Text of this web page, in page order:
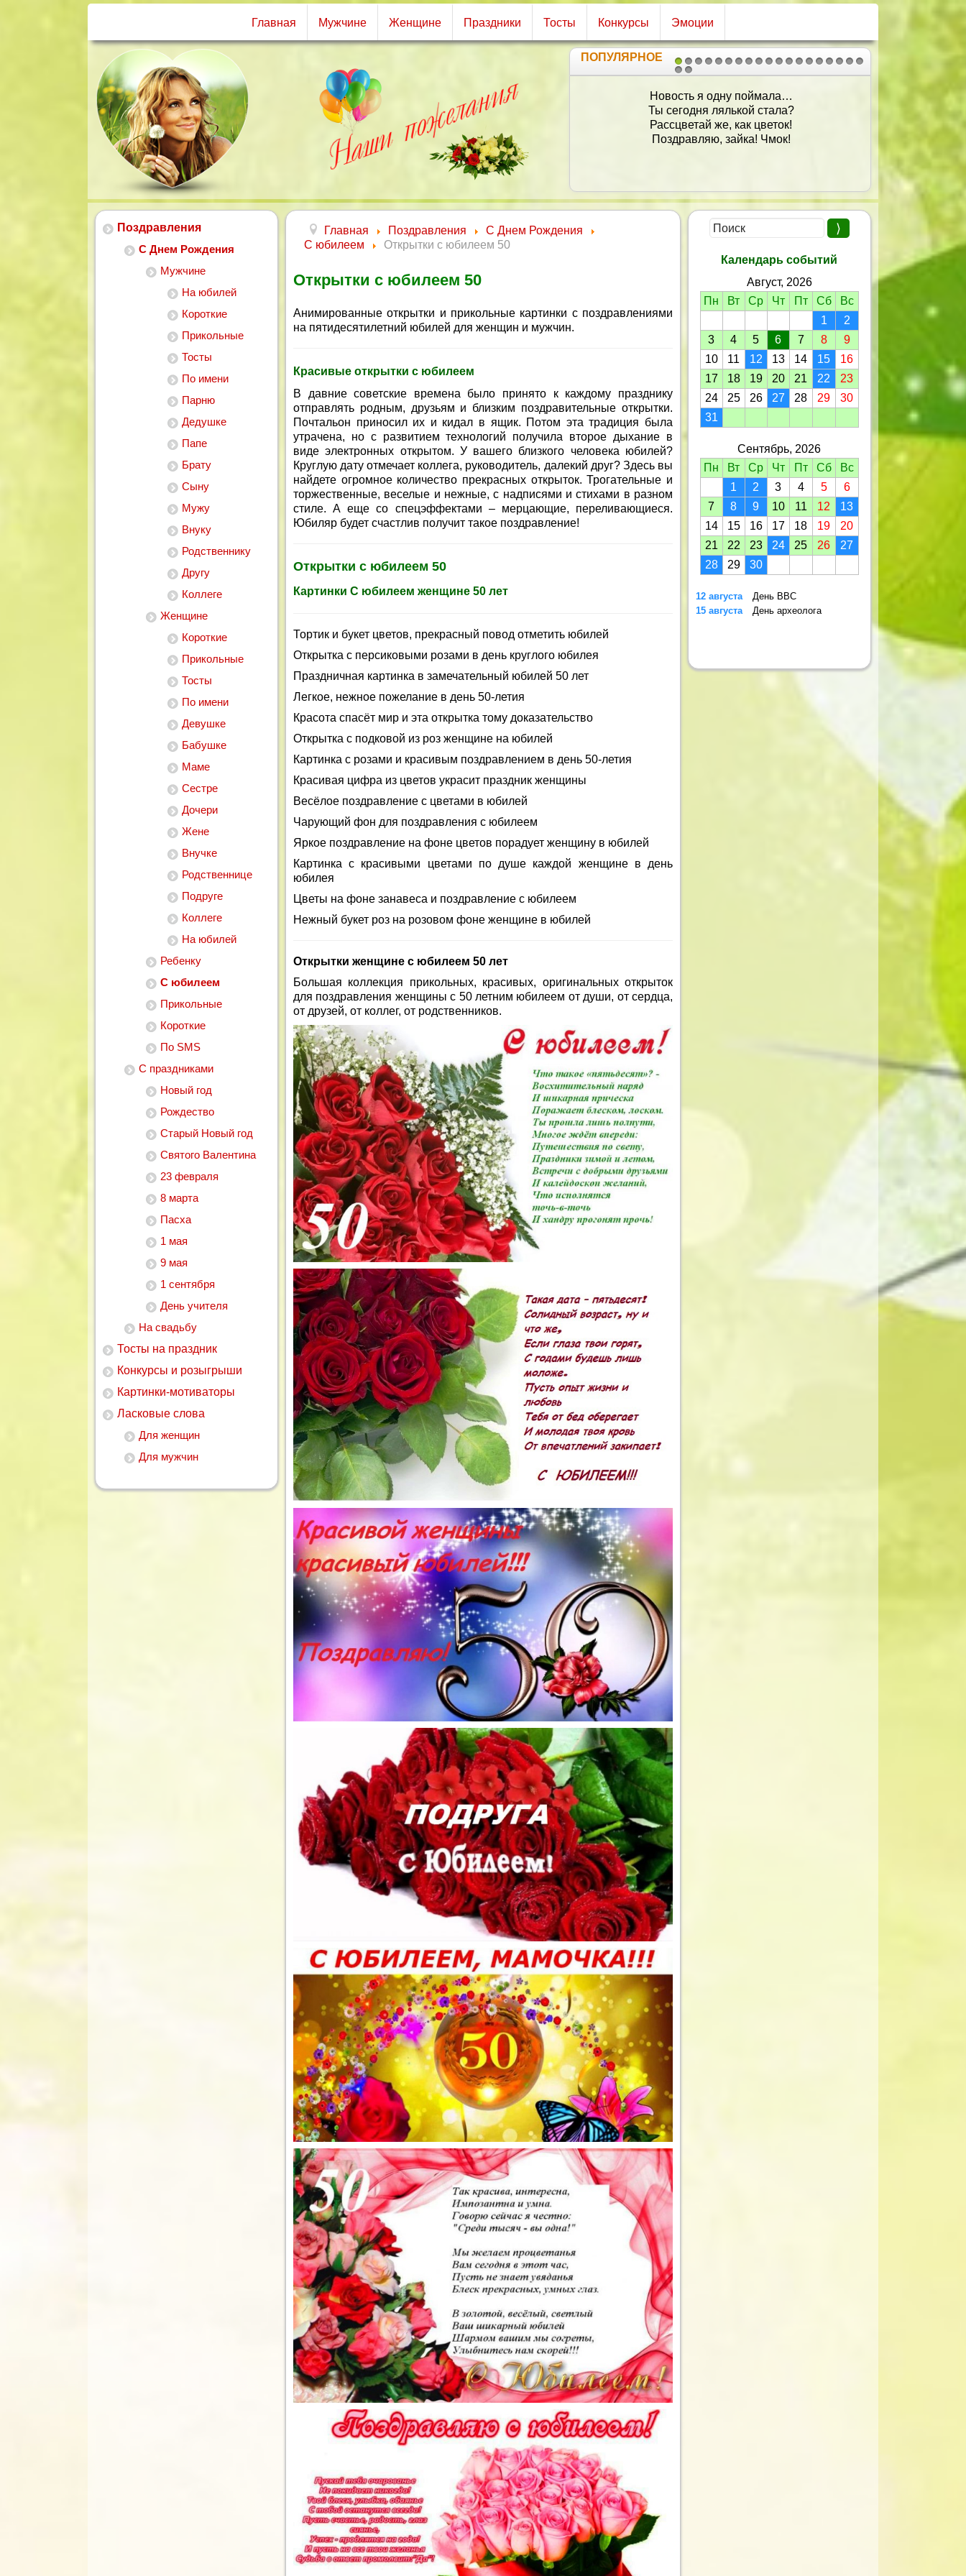
Главная Мужчине Женщине Праздники Тосты Конкурсы Эмоции
1 2
2021
ПОПУЛЯРНОЕ
Пусть годы ваши до ста лет продлятся,
Не вы болезней, а они пусть вас боятся,
Душа и сердце будут молодые,
Вас окружают люди дорогие!
Поздравления
С Днем Рождения
Мужчине
На юбилей
Короткие
Прикольные
Тосты
По имени
Парню
Дедушке
Папе
Брату
Сыну
Мужу
Внуку
Родственнику
Другу
Коллеге
Женщине
Короткие
Прикольные
Тосты
По имени
Девушке
Бабушке
Маме
Сестре
Дочери
Жене
Внучке
Родственнице
Подруге
Коллеге
На юбилей
Ребенку
С юбилеем
Прикольные
Короткие
По SMS
С праздниками
Новый год
Рождество
Старый Новый год
Святого Валентина
23 февраля
8 марта
Пасха
1 мая
9 мая
1 сентября
День учителя
На свадьбу
Тосты на праздник
Конкурсы и розыгрыши
Картинки-мотиваторы
Ласковые слова
Для женщин
Для мужчин
Главная Поздравления
С Днем Рождения
С юбилеем
Открытки с юбилеем 50
Открытки с юбилеем 50
Анимированные открытки и прикольные картинки с поздравлениями
на пятидесятилетний юбилей для женщин и мужчин.
Красивые открытки с юбилеем
В давние советские времена было принято к каждому празднику
отправлять родным, друзьям и близким поздравительные открытки.
Почтальон приносил их и кидал в ящик. Потом эта традиция была
утрачена, но с развитием технологий получила второе дыхание в
виде электронных открытом. У вашего близкого человека юбилей?
Круглую дату отмечает коллега, руководитель, далекий друг? Здесь вы
найдете огромное количество прекрасных открыток. Трогательные и
торжественные, веселые и нежные, с надписями и стихами в разном
стиле. А еще со спецэффектами – мерцающие, переливающиеся.
Юбиляр будет счастлив получит такое поздравление!
Открытки с юбилеем 50
Картинки С юбилеем женщине 50 лет
Тортик и букет цветов, прекрасный повод отметить юбилей
Открытка с персиковыми розами в день круглого юбилея
Праздничная картинка в замечательный юбилей 50 лет
Легкое, нежное пожелание в день 50-летия
Красота спасёт мир и эта открытка тому доказательство
Открытка с подковой из роз женщине на юбилей
Картинка с розами и красивым поздравлением в день 50-летия
Красивая цифра из цветов украсит праздник женщины
Весёлое поздравление с цветами в юбилей
Чарующий фон для поздравления с юбилеем
Яркое поздравление на фоне цветов порадует женщину в юбилей
Картинка с красивыми цветами по душе каждой женщине в день
юбилея
Цветы на фоне занавеса и поздравление с юбилеем
Нежный букет роз на розовом фоне женщине в юбилей
Открытки женщине с юбилеем 50 лет
Большая коллекция прикольных, красивых, оригинальных открыток
для поздравления женщины с 50 летним юбилеем от души, от сердца,
от друзей, от коллег, от родственников.
Календарь событий
Август, 2026
Пн
Вт Ср Чт Пт Сб
Вс
1
2
3
4 5 6 7 8
9
10
11 12 13 14 15
16
17
18 19 20 21 22
23
24
25 26 27 28 29
30
31
Сентябрь, 2026
Пн
Вт Ср Чт Пт Сб
Вс
1
2 3 4 5
6
7
8 9 10 11 12
13
14
15 16 17 18 19
20
21
22 23 24 25 26
27
28
29 30
12 августа
День ВВС
15 августа
День археолога